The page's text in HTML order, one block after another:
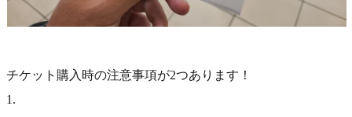
チケット購入時の注意事項が2つあります！
1 .